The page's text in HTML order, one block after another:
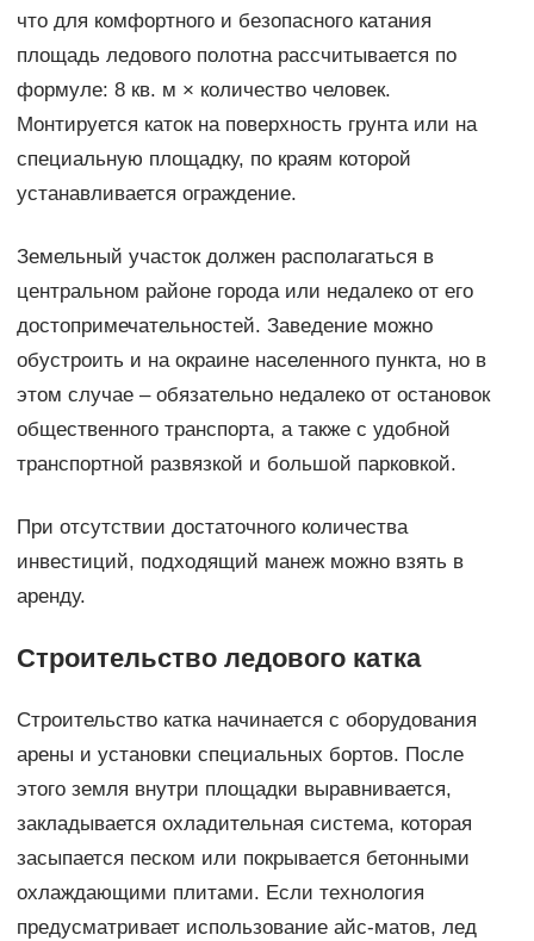
что для комфортного и безопасного катания
площадь ледового полотна рассчитывается по
формуле: 8 кв. м × количество человек.
Монтируется каток на поверхность грунта или на
специальную площадку, по краям которой
устанавливается ограждение.
Земельный участок должен располагаться в
центральном районе города или недалеко от его
достопримечательностей. Заведение можно
обустроить и на окраине населенного пункта, но в
этом случае – обязательно недалеко от остановок
общественного транспорта, а также с удобной
транспортной развязкой и большой парковкой.
При отсутствии достаточного количества
инвестиций, подходящий манеж можно взять в
аренду.
Строительство ледового катка
Строительство катка начинается с оборудования
арены и установки специальных бортов. После
этого земля внутри площадки выравнивается,
закладывается охладительная система, которая
засыпается песком или покрывается бетонными
охлаждающими плитами. Если технология
предусматривает использование айс-матов, лед